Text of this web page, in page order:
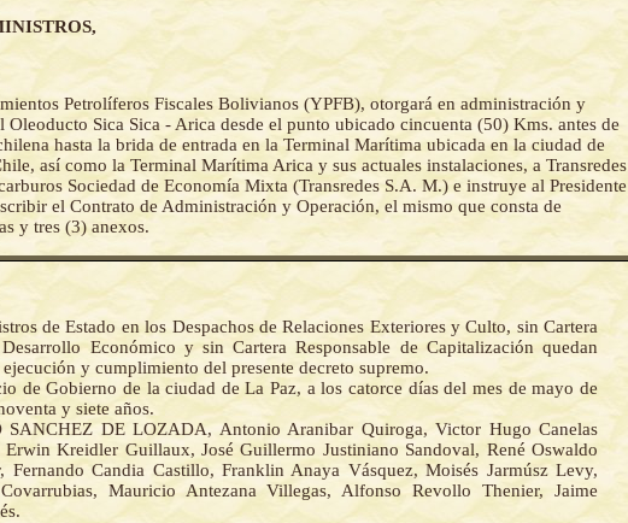
Petrolíferos Fiscales Bolivianos (YPFB), otorgará en administración y
Oleoducto Sica Sica - Arica desde el punto ubicado cincuenta (50) Kms. antes de
hasta la brida de entrada en la Terminal Marítima ubicada en la ciudad de
así como la Terminal Marítima Arica y sus actuales instalaciones, a Transredes
Sociedad de Economía Mixta (Transredes S.A. M.) e instruye al Presidente
el Contrato de Administración y Operación, el mismo que consta de
y tres (3) anexos.
de Estado en los Despachos de Relaciones Exteriores y Culto, sin Cartera
Económico y sin Cartera Responsable de Capitalización quedan
ejecución y cumplimiento del presente decreto supremo.
de Gobierno de la ciudad de La Paz, a los catorce días del mes de mayo de
y siete años.
SANCHEZ DE LOZADA, Antonio Aranibar Quiroga, Victor Hugo Canelas
Erwin Kreidler Guillaux, José Guillermo Justiniano Sandoval, René Oswaldo
Fernando Candia Castillo, Franklin Anaya Vásquez, Moisés Jarmúsz Levy,
Mauricio Antezana Villegas, Alfonso Revollo Thenier, Jaime